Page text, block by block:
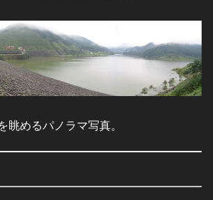
眺めるパノラマ写真。